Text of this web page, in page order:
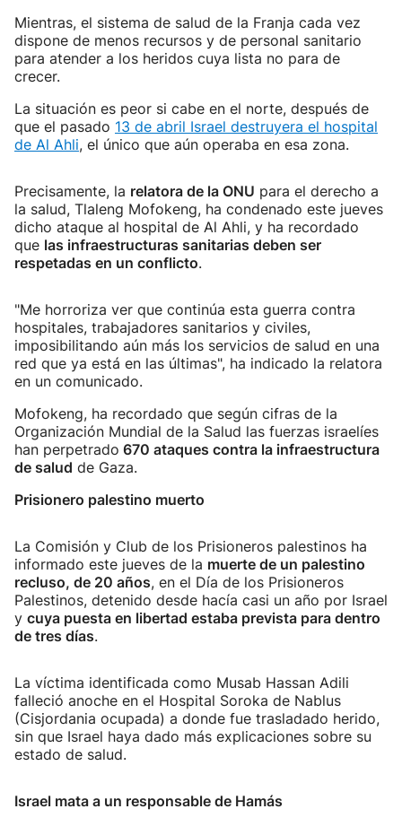
Mientras, el sistema de salud de la Franja cada vez
dispone de menos recursos y de personal sanitario
para atender a los heridos cuya lista no para de
crecer.
La situación es peor si cabe en el norte, después de
que el pasado 13 de abril Israel destruyera el hospital
de Al Ahli, el único que aún operaba en esa zona.
Precisamente, la relatora de la ONU para el derecho a
la salud, Tlaleng Mofokeng, ha condenado este jueves
dicho ataque al hospital de Al Ahli, y ha recordado
que las infraestructuras sanitarias deben ser
respetadas en un conflicto.
"Me horroriza ver que continúa esta guerra contra
hospitales, trabajadores sanitarios y civiles,
imposibilitando aún más los servicios de salud en una
red que ya está en las últimas", ha indicado la relatora
en un comunicado.
Mofokeng, ha recordado que según cifras de la
Organización Mundial de la Salud las fuerzas israelíes
han perpetrado 670 ataques contra la infraestructura
de salud de Gaza.
Prisionero palestino muerto
La Comisión y Club de los Prisioneros palestinos ha
informado este jueves de la muerte de un palestino
recluso, de 20 años, en el Día de los Prisioneros
Palestinos, detenido desde hacía casi un año por Israel
y cuya puesta en libertad estaba prevista para dentro
de tres días.
La víctima identificada como Musab Hassan Adili
falleció anoche en el Hospital Soroka de Nablus
(Cisjordania ocupada) a donde fue trasladado herido,
sin que Israel haya dado más explicaciones sobre su
estado de salud.
Israel mata a un responsable de Hamás